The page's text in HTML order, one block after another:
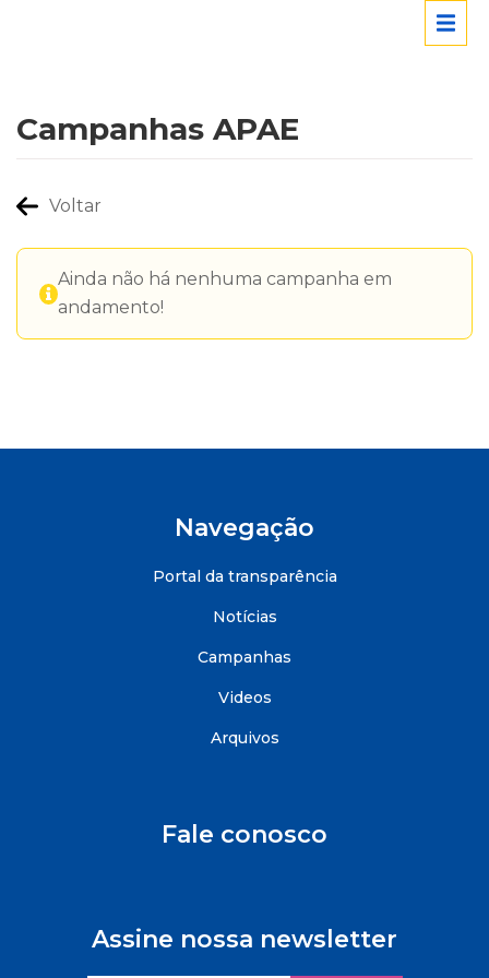
Campanhas APAE
Voltar
Ainda não há nenhuma campanha em
andamento!
Navegação
Portal da transparência
Notícias
Campanhas
Videos
Arquivos
Fale conosco
Assine nossa newsletter